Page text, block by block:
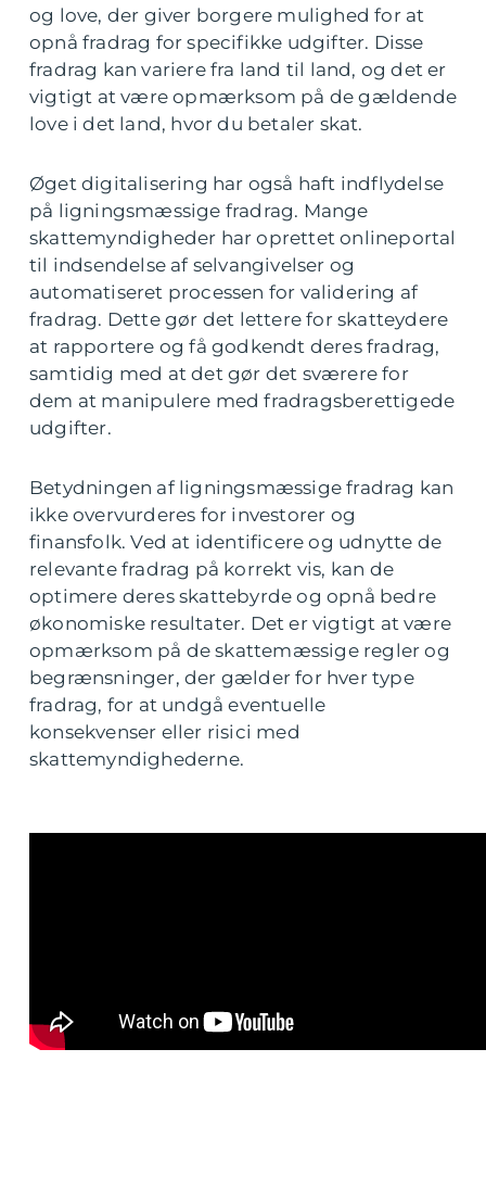
og love, der giver borgere mulighed for at
opnå fradrag for specifikke udgifter. Disse
fradrag kan variere fra land til land, og det er
vigtigt at være opmærksom på de gældende
love i det land, hvor du betaler skat.
Øget digitalisering har også haft indflydelse
på ligningsmæssige fradrag. Mange
skattemyndigheder har oprettet onlineportal
til indsendelse af selvangivelser og
automatiseret processen for validering af
fradrag. Dette gør det lettere for skatteydere
at rapportere og få godkendt deres fradrag,
samtidig med at det gør det sværere for
dem at manipulere med fradragsberettigede
udgifter.
Betydningen af ligningsmæssige fradrag kan
ikke overvurderes for investorer og
finansfolk. Ved at identificere og udnytte de
relevante fradrag på korrekt vis, kan de
optimere deres skattebyrde og opnå bedre
økonomiske resultater. Det er vigtigt at være
opmærksom på de skattemæssige regler og
begrænsninger, der gælder for hver type
fradrag, for at undgå eventuelle
konsekvenser eller risici med
skattemyndighederne.